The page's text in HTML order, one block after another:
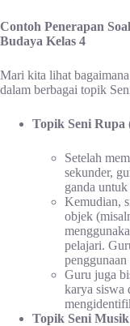
Contoh Penerapan
Budaya Kelas 4
Mari kita lihat
dalam berbagai topik
Topik Seni Rupa
Setelah
sekunder,
ganda
Kemudian,
objek
pelajari.
Guru juga
karya siswa
Topik Seni